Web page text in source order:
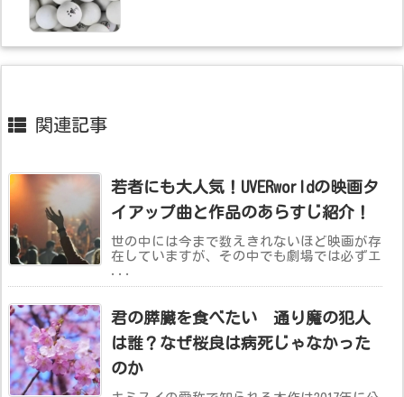
関連記事
若者にも大人気！UVERworldの映画タ
イアップ曲と作品のあらすじ紹介！
世の中には今まで数えきれないほど映画が存
在していますが、その中でも劇場では必ずエ
...
君の膵臓を食べたい 通り魔の犯人
は誰？なぜ桜良は病死じゃなかった
のか